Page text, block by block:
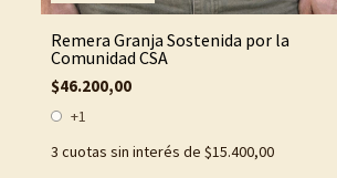
Remera Granja Sostenida por la
Comunidad CSA
$46.200,00
+1
3 cuotas sin interés de$15.400,00